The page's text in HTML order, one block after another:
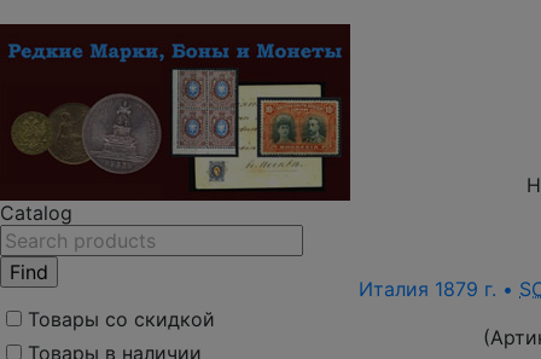
Catalog
Товары со скидкой
Товары в наличии
Италия 1879 г. •